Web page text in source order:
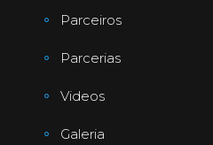
Parceiros
Parcerias
Videos
Galeria